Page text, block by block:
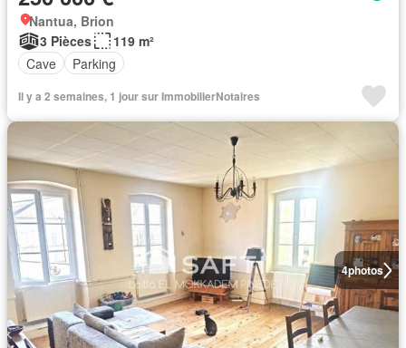
Nantua, Brion
3 Pièces
119 m²
Cave
Parking
Il y a 2 semaines, 1 jour sur ImmobilierNotaires
4photos